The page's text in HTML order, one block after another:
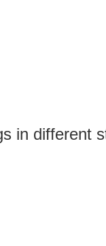
in different